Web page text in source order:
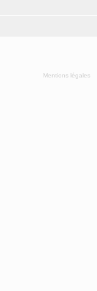
Mentions légales